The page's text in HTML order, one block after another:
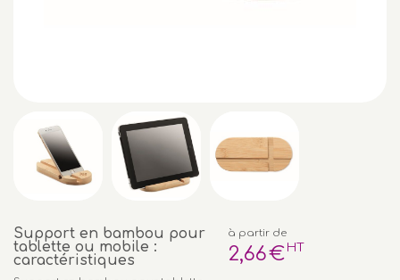
Support en bambou pour
tablette ou mobile :
caractéristiques
à partir de
2,66€ HT